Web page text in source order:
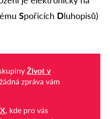
Spořicích Dluhopisů)
Život v
zpráva vám
, kde pro vás